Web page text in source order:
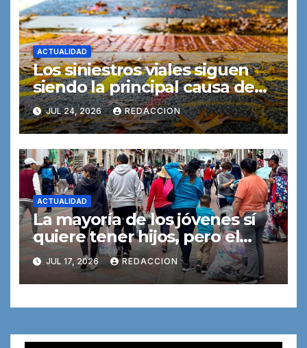
ACTUALIDAD
Los siniestros viales siguen
siendo la principal causa de
muerte entre los jóvenes
JUL 24, 2026 REDACCION
ACTUALIDAD
La mayoría de los jóvenes sí
quiere tener hijos, pero el
dinero y la vivienda lo
dificultan
JUL 17, 2026 REDACCION